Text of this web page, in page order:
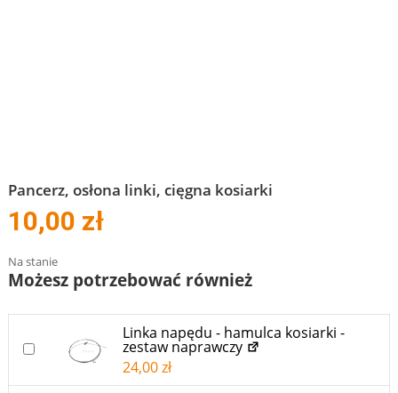
Pancerz, osłona linki, cięgna kosiarki
10,00 zł
Na stanie
Możesz potrzebować również
DODAJ DO KOSZYKA RÓWNIEŻ “LINKA NAPĘDU -
Linka napędu - hamulca kosiarki -
zestaw naprawczy
24,00zł